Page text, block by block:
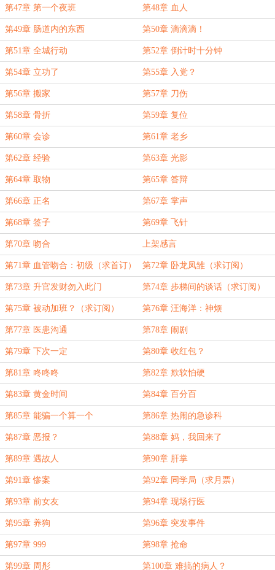
第47章 第一个夜班 第48章 血人
第49章 肠道内的东西 第50章 滴滴滴！
第51章 全城行动 第52章 倒计时十分钟
第54章 立功了 第55章 入党？
第56章 搬家 第57章 刀伤
第58章 骨折 第59章 复位
第60章 会诊 第61章 老乡
第62章 经验 第63章 光影
第64章 取物 第65章 答辩
第66章 正名 第67章 掌声
第68章 签子 第69章 飞针
第70章 吻合 上架感言
第71章 血管吻合：初级（求首订） 第72章 卧龙凤雏（求订阅）
第73章 升官发财勿入此门 第74章 步梯间的谈话（求订阅）
第75章 被动加班？（求订阅） 第76章 汪海洋：神烦
第77章 医患沟通 第78章 闹剧
第79章 下次一定 第80章 收红包？
第81章 咚咚咚 第82章 欺软怕硬
第83章 黄金时间 第84章 百分百
第85章 能骗一个算一个 第86章 热闹的急诊科
第87章 恶报？ 第88章 妈，我回来了
第89章 遇故人 第90章 肝掌
第91章 惨案 第92章 同学局（求月票）
第93章 前女友 第94章 现场行医
第95章 养狗 第96章 突发事件
第97章 999 第98章 抢命
第99章 周彤 第100章 难搞的病人？